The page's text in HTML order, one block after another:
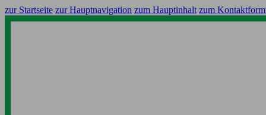
zur Startseite zur Hauptnavigation zum Hauptinhalt zum